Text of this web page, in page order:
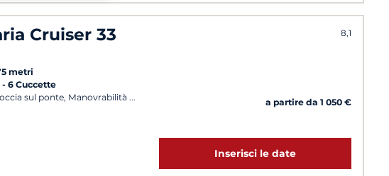
Cruiser 33 8,1
metri
6 Cuccette
sul ponte, Manovrabilità
a partire da 1 050 €
Inserisci le date